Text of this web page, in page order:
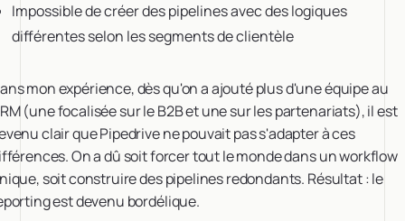
Impossible de créer des pipelines avec des logiques
différentes selon les segments de clientèle
mon expérience, dès qu'on a ajouté plus d'une équipe au
(une focalisée sur le B2B et une sur les partenariats), il est
clair que Pipedrive ne pouvait pas s'adapter à ces
On a dû soit forcer tout le monde dans un workflow
soit construire des pipelines redondants. Résultat : le
est devenu bordélique.